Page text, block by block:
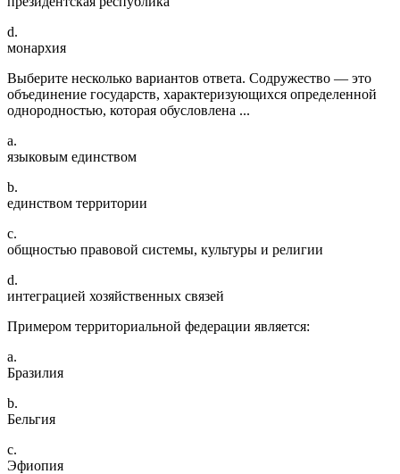
d.
монархия
Выберите несколько вариантов ответа. Содружество — это
объединение государств, характеризующихся определенной
однородностью, которая обусловлена ...
a.
языковым единством
b.
единством территории
c.
общностью правовой системы, культуры и религии
d.
интеграцией хозяйственных связей
Примером территориальной федерации является:
a.
Бразилия
b.
Бельгия
c.
Эфиопия